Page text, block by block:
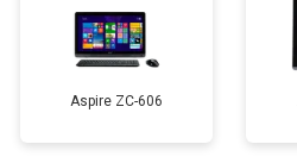
Aspire ZC-606